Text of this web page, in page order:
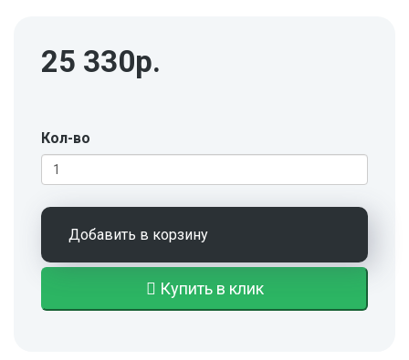
25 330р.
Кол-во
Добавить в корзину
Купить в клик